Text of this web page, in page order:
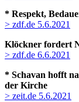
* Respekt,
> zdf.de 5.6.2021
Klöckner fordert
> zdf.de 6.6.2021
* Schavan hofft
der Kirche
> zeit.de 5.6.2021